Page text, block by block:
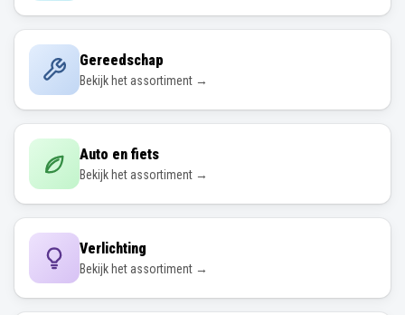
Gereedschap
Bekijk het assortiment →
Auto en fiets
Bekijk het assortiment →
Verlichting
Bekijk het assortiment →